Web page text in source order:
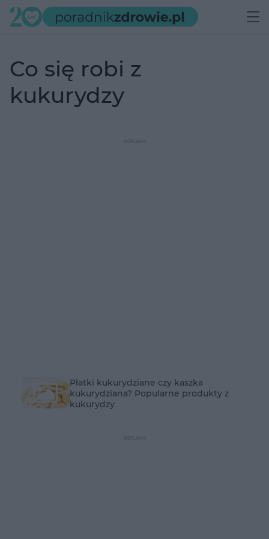
co się robi z
kukurydzy
Płatki kukurydziane czy kaszka
kukurydziana? Popularne produkty z
kukurydzy